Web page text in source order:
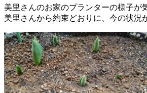
美里さんのお家のプランターの様子が
美里さんから約束どおりに、今の状況